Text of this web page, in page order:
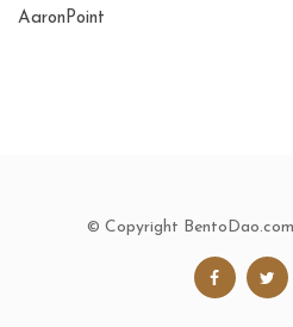
AaronPoint
© Copyright